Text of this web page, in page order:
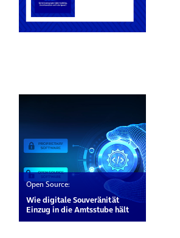
Open Source:
Wie digitale Souveränität
Einzug in die Amtsstube hält